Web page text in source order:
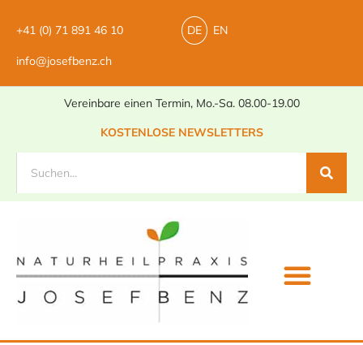
+41 (0) 71 891 46 10 DE EN
info@josefbenz.ch
Vereinbare einen Termin, Mo.-Sa. 08.00-19.00
KOSTENLOSE NEWSLETTERS